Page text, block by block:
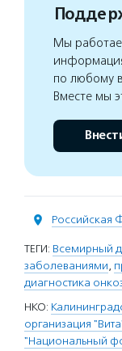
Мы
по любому
Вместе мы
Российская
ТЕГИ: Всемирный
заболеваниями,
диагностика
НКО:
организация
"Национальный